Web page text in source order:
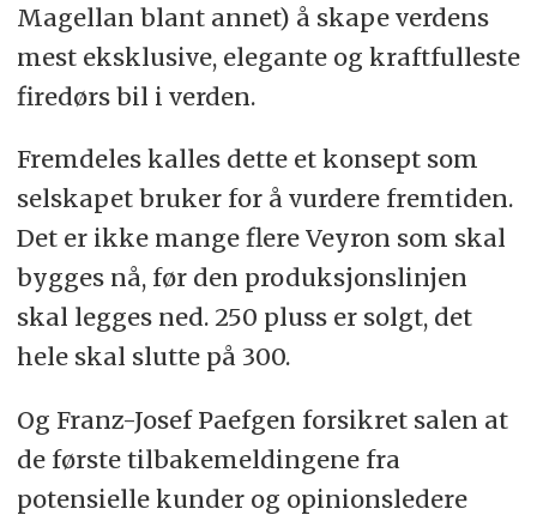
Magellan blant annet) å skape verdens
mest eksklusive, elegante og kraftfulleste
firedørs bil i verden.
Fremdeles kalles dette et konsept som
selskapet bruker for å vurdere fremtiden.
Det er ikke mange flere Veyron som skal
bygges nå, før den produksjonslinjen
skal legges ned. 250 pluss er solgt, det
hele skal slutte på 300.
Og Franz-Josef Paefgen forsikret salen at
de første tilbakemeldingene fra
potensielle kunder og opinionsledere